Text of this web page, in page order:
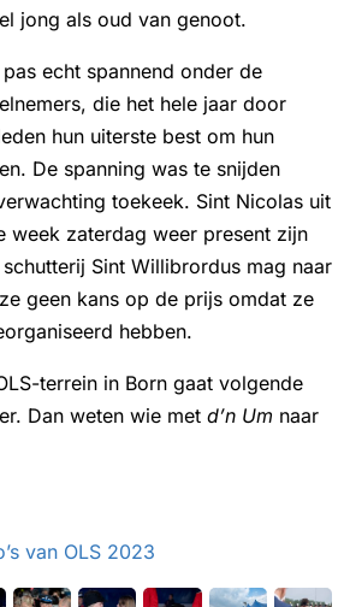
jong als oud van genoot.
echt spannend onder de
die het hele jaar door
hun uiterste best om hun
De spanning was te snijden
toekeek. Sint Nicolas uit
week zaterdag weer present zijn
Sint Willibrordus mag naar
geen kans op de prijs omdat ze
hebben.
terrein in Born gaat volgende
Dan weten wie met d’n Um naar
van OLS 2023